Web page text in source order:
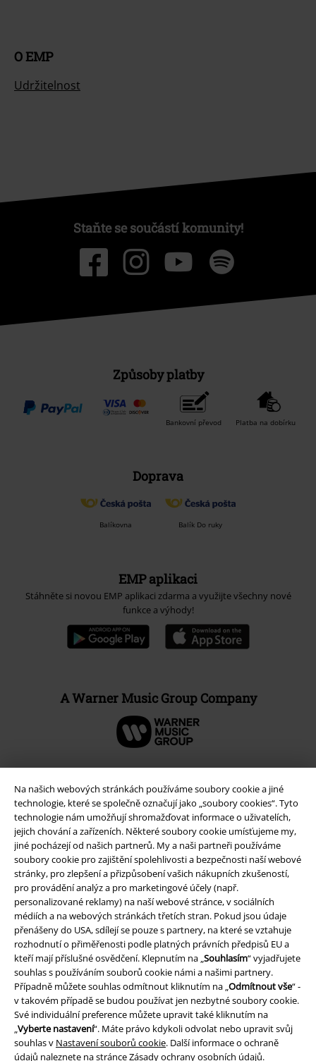
Na našich webových stránkách používáme soubory cookie a jiné
technologie, které se společně označují jako „soubory cookies“. Tyto
technologie nám umožňují shromažďovat informace o uživatelích,
jejich chování a zařízeních. Některé soubory cookie umísťujeme my,
jiné pocházejí od našich partnerů. My a naši partneři používáme
soubory cookie pro zajištění spolehlivosti a bezpečnosti naší webové
stránky, pro zlepšení a přizpůsobení vašich nákupních zkušeností,
pro provádění analýz a pro marketingové účely (např.
personalizované reklamy) na naší webové stránce, v sociálních
médiích a na webových stránkách třetích stran. Pokud jsou údaje
přenášeny do USA, sdílejí se pouze s partnery, na které se vztahuje
rozhodnutí o přiměřenosti podle platných právních předpisů EU a
kteří mají příslušné osvědčení. Klepnutím na „Souhlasím“ vyjadřujete
souhlas s používáním souborů cookie námi a našimi partnery.
Případně můžete souhlas odmítnout kliknutím na „Odmítnout vše“ -
v takovém případě se budou používat jen nezbytné soubory cookie.
Své individuální preference můžete upravit také kliknutím na
„Vyberte nastavení“. Máte právo kdykoli odvolat nebo upravit svůj
souhlas v Nastavení souborů cookie. Další informace o ochraně
údajů naleznete na stránceZásady ochrany osobních údajů.
O EMP
Udržitelnost
Staňte se součástí komunity!
Způsoby platby
Bankovní převod Platba na dobírku
Doprava
Balíkovna Balík Do ruky
EMP aplikaci
Stáhněte si novou EMP aplikaci zdarma a využijte všechny nové
funkce a výhody!
A Warner Music Group Company
Právní informace
Podmínky
Prohlášení
Ochrana osobních údajů
Likvidace odpadu a ochrana životního prostředí
Prohlášení o shodě